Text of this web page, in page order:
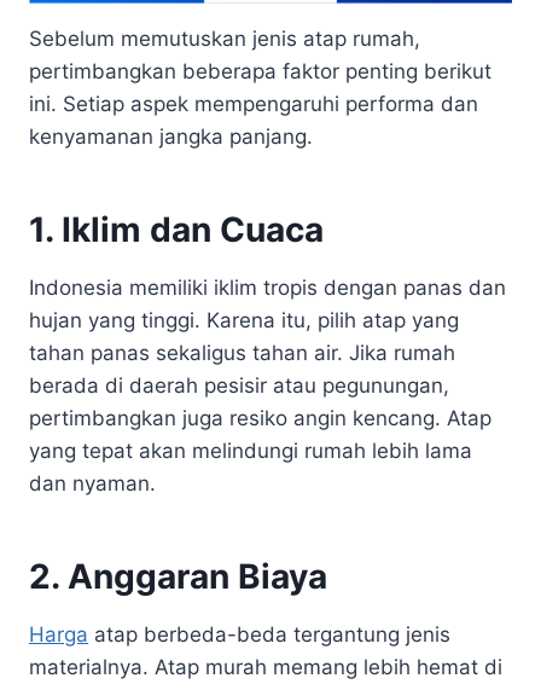
Sebelum memutuskan jenis atap rumah,
pertimbangkan beberapa faktor penting berikut
ini. Setiap aspek mempengaruhi performa dan
kenyamanan jangka panjang.
1. Iklim dan Cuaca
Indonesia memiliki iklim tropis dengan panas dan
hujan yang tinggi. Karena itu, pilih atap yang
tahan panas sekaligus tahan air. Jika rumah
berada di daerah pesisir atau pegunungan,
pertimbangkan juga resiko angin kencang. Atap
yang tepat akan melindungi rumah lebih lama
dan nyaman.
2. Anggaran Biaya
Harga atap berbeda-beda tergantung jenis
materialnya. Atap murah memang lebih hemat di